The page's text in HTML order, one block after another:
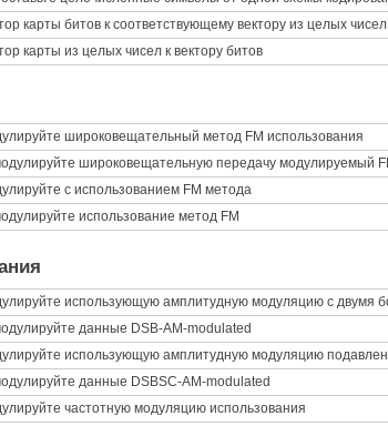
карты битов к соответствующему вектору из целых чисел
карты из целых чисел к вектору битов
широковещательный метод FM использования
широковещательную передачу модулируемый
с использованием FM метода
использование метод FM
использующую амплитудную модуляцию с двумя
данные DSB-AM-modulated
использующую амплитудную модуляцию
данные DSBSC-AM-modulated
частотную модуляцию использования